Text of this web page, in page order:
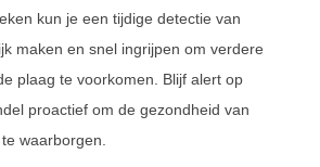
kun je een tijdige detectie van
maken en snel ingrijpen om verdere
plaag te voorkomen. Blijf alert op
proactief om de gezondheid van
waarborgen.